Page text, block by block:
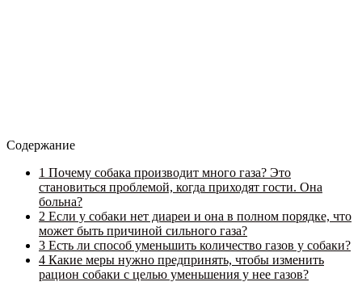
Содержание
1 Почему собака производит много газа? Это
становиться проблемой, когда приходят гости. Она
больна?
2 Если у собаки нет диареи и она в полном порядке, что
может быть причиной сильного газа?
3 Есть ли способ уменьшить количество газов у собаки?
4 Какие меры нужно предпринять, чтобы изменить
рацион собаки с целью уменьшения у нее газов?